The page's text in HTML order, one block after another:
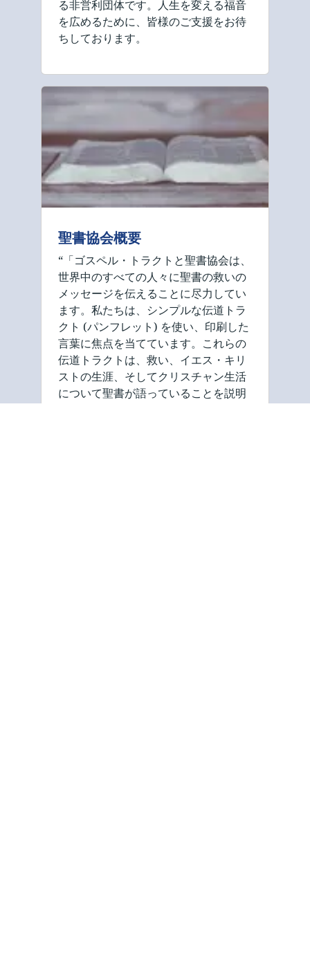
る非営利団体です。人生を変える福音
を広めるために、皆様のご支援をお待
ちしております。
聖書協会概要
“「ゴスペル・トラクトと聖書協会は、
世界中のすべての人々に聖書の救いの
メッセージを伝えることに尽力してい
ます。私たちは、シンプルな伝道トラ
クト (パンフレット) を使い、印刷した
言葉に焦点を当てています。これらの
伝道トラクトは、救い、イエス・キリ
ストの生涯、そしてクリスチャン生活
について聖書が語っていることを説明